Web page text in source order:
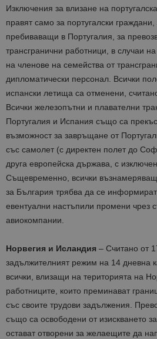
Изключения за влизане на
правят само за португалски
пребиваващи в Португалия, за
трансгранични работници, в случаи
на членове на семейства от
дипломатически персонал. Всички
испански летища са отменени,
Всички железопътни и плавателни
Португалия и Испания също са
възможност за завръщане от
със самолет (с директен полет до
друга европейска държава, с
Същевременно, всички
за България трябва да се
евентуални настъпили промени чрез
авиокомпании.
Норвегия и Исландия – Считано от
задължителният режим на 14 дневна
всички, влизащи на територията на
работниците, които преминават
със своите трудови задължения.
също са освободени от изискването
остават отворени за желаещите да